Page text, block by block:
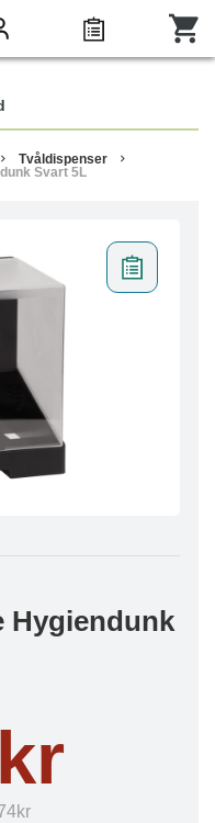
Tvåldispenser
Svart 5L
Hygiendunk